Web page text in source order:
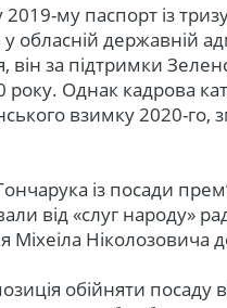
му паспорт із
обласній державній
він за підтримки
року. Однак кадрова
взимку 2020-го,
із посади
від «слуг народу»
Міхеіла
обійняти посаду